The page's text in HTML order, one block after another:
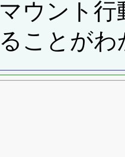
マウント行
ることがわ